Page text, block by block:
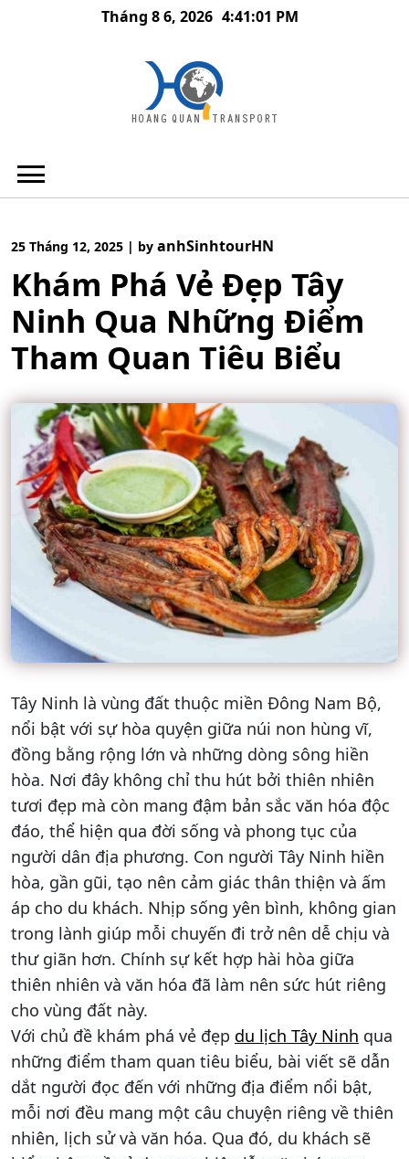
Tháng 8 6, 2026 4:41:02 PM
25 Tháng 12, 2025 | by anhSinhtourHN
Khám Phá Vẻ Đẹp Tây
Ninh Qua Những Điểm
Tham Quan Tiêu Biểu
Tây Ninh là vùng đất thuộc miền Đông Nam Bộ,
nổi bật với sự hòa quyện giữa núi non hùng vĩ,
đồng bằng rộng lớn và những dòng sông hiền
hòa. Nơi đây không chỉ thu hút bởi thiên nhiên
tươi đẹp mà còn mang đậm bản sắc văn hóa độc
đáo, thể hiện qua đời sống và phong tục của
người dân địa phương. Con người Tây Ninh hiền
hòa, gần gũi, tạo nên cảm giác thân thiện và ấm
áp cho du khách. Nhịp sống yên bình, không gian
trong lành giúp mỗi chuyến đi trở nên dễ chịu và
thư giãn hơn. Chính sự kết hợp hài hòa giữa
thiên nhiên và văn hóa đã làm nên sức hút riêng
cho vùng đất này.
Với chủ đề khám phá vẻ đẹp du lịch Tây Ninh qua
những điểm tham quan tiêu biểu, bài viết sẽ dẫn
dắt người đọc đến với những địa điểm nổi bật,
mỗi nơi đều mang một câu chuyện riêng về thiên
nhiên, lịch sử và văn hóa. Qua đó, du khách sẽ